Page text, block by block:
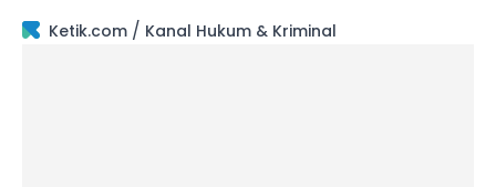
Ketik.com / Kanal Hukum & Kriminal